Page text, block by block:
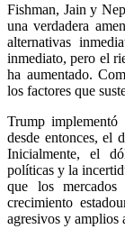
Fishman, Jain y
una verdadera
alternativas
inmediato, pero el
ha aumentado.
los factores que
Trump
desde entonces, el
Inicialmente, el
políticas y la
que los mercados
crecimiento
agresivos y amplios